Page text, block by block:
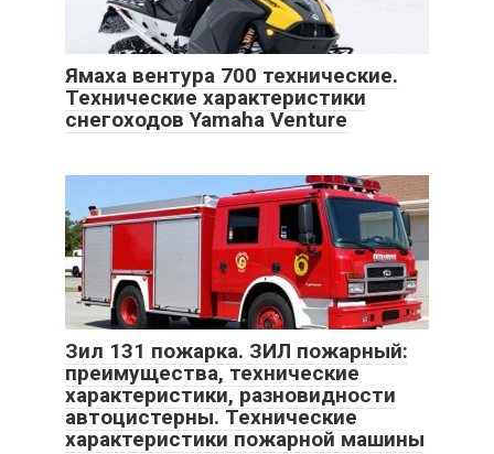
Ямаха вентура 700 технические.
Технические характеристики
снегоходов Yamaha Venture
Зил 131 пожарка. ЗИЛ пожарный:
преимущества, технические
характеристики, разновидности
автоцистерны. Технические
характеристики пожарной машины